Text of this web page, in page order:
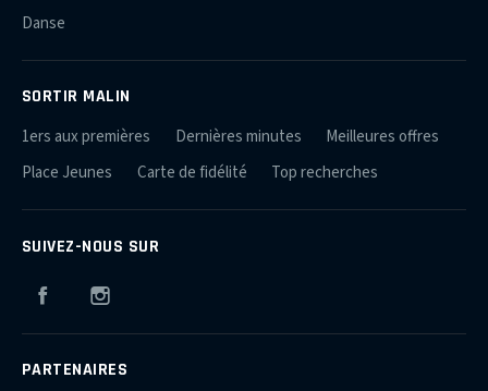
Danse
SORTIR MALIN
1ers aux premières Dernières minutes
Meilleures offres
Place Jeunes
Carte de fidélité Top recherches
SUIVEZ-NOUS SUR
Facebook
PARTENAIRES